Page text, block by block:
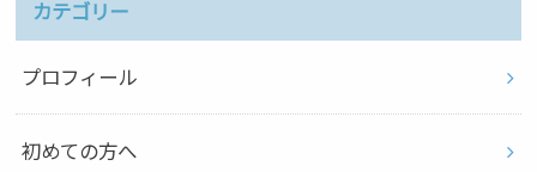
カテゴリー
プロフィール
初めての方へ